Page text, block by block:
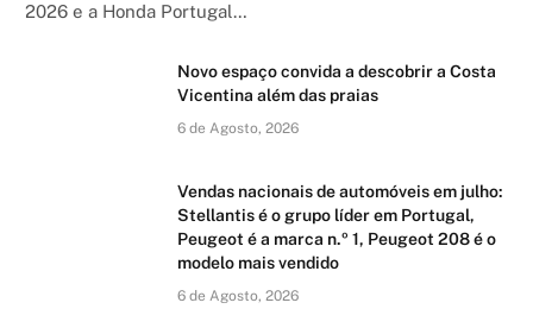
2026 e a Honda Portugal…
Novo espaço convida a descobrir a Costa
Vicentina além das praias
6 de Agosto, 2026
Vendas nacionais de automóveis em julho:
Stellantis é o grupo líder em Portugal,
Peugeot é a marca n.º 1, Peugeot 208 é o
modelo mais vendido
6 de Agosto, 2026